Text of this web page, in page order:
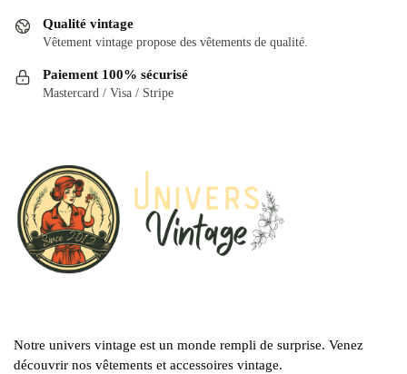
peuvent
choisies
produit
Qualité vintage
Vêtement vintage propose des vêtements de qualité.
Paiement 100% sécurisé
Mastercard / Visa / Stripe
Notre univers vintage est un monde rempli de surprise. Venez
découvrir nos vêtements et accessoires vintage.